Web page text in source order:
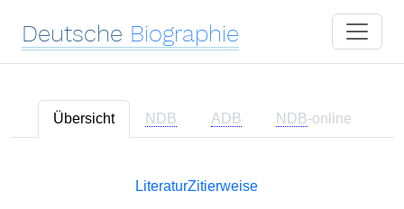
Deutsche Biographie
Übersicht NDB ADB NDB-online
LiteraturZitierweise